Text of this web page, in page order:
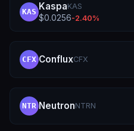
KAS KaspaKAS
$0.0256-2.40%
CFX ConfluxCFX
NTR NeutronNTRN